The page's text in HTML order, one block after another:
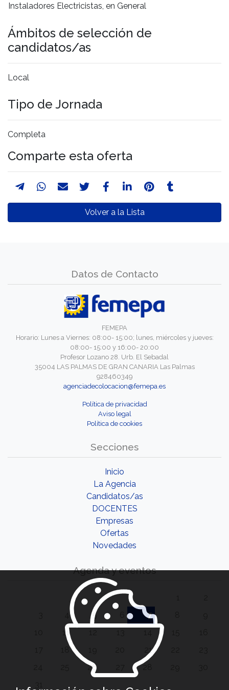
Instaladores Electricistas, en General
Ámbitos de selección de
candidatos/as
Local
Tipo de Jornada
Completa
Comparte esta oferta
Volver a la Lista
Datos de Contacto
FEMEPA
Horario: Lunes a Viernes: 08:00- 15:00; lunes, miércoles y jueves:
08:00- 15:00 y 16:00- 20:00
Profesor Lozano 28. Urb. El Sebadal
35004 LAS PALMAS DE GRAN CANARIA Las Palmas
928460349
agenciadecolocacion@femepa.es
Política de privacidad
Aviso legal
Política de cookies
Secciones
Inicio
La Agencia
Candidatos/as
DOCENTES
Empresas
Ofertas
Novedades
Agenda y eventos
5 7
11
21
26 28